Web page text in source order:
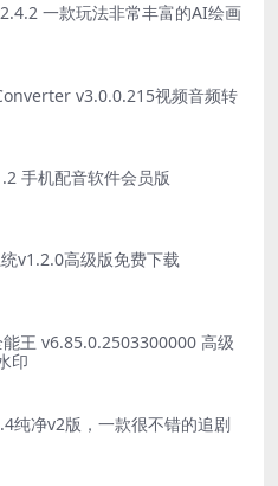
一款玩法非常丰富的AI绘画
v3.0.0.215视频音频转
手机配音软件会员版
v1.2.0高级版免费下载
v6.85.0.2503300000 高级
印
纯净v2版，一款很不错的追剧